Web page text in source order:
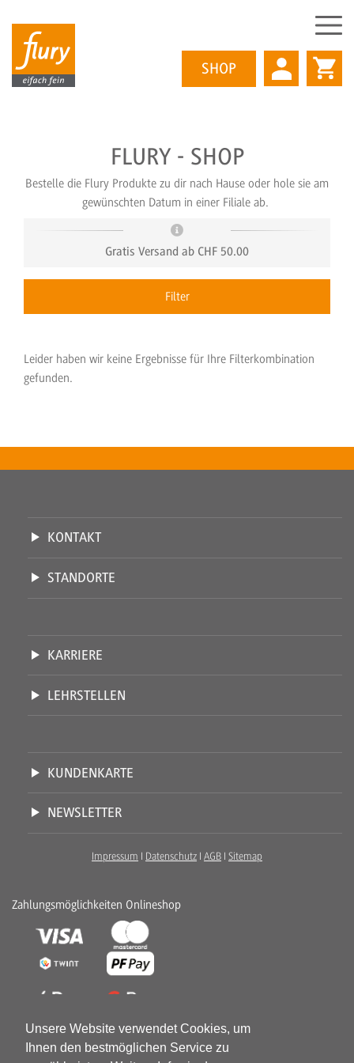
Unsere Website verwendet Cookies, um
Ihnen den bestmöglichen Service zu
zum
Inhalt
SHOP
FLURY - SHOP
Bestelle die Flury Produkte zu dir nach Hause oder hole sie am
gewünschten Datum in einer Filiale ab.
Gratis Versand ab CHF 50.00
Filter
Leider haben wir keine Ergebnisse für Ihre Filterkombination
gefunden.
KONTAKT
STANDORTE
KARRIERE
LEHRSTELLEN
KUNDENKARTE
NEWSLETTER
Impressum I Datenschutz I AGB I Sitemap
Zahlungsmöglichkeiten Onlineshop